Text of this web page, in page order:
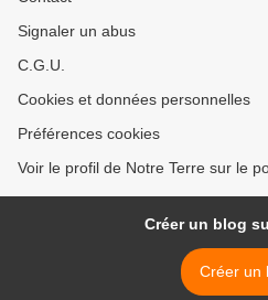
Signaler un abus
C.G.U.
Cookies et données personnelles
Préférences cookies
Voir le profil de Notre Terre sur le
Créer un blog
Créer un